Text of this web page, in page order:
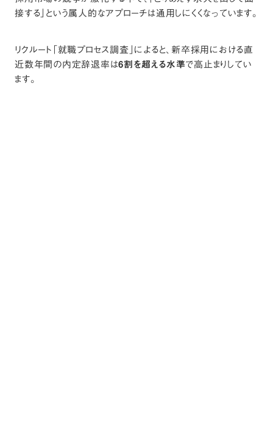
接する」という属人的なアプローチは通用しにくくなっています。
リクルート「就職プロセス調査」によると、新卒採用における直
近数年間の内定辞退率は6割を超える水準で高止まりしてい
ます。